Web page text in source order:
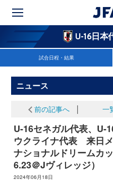
U-16日本
試合日程・結果
ニュース
前の記事へ 一
U-16セネガル代表、U-
ウクライナ代表 来日
ナショナルドリームカ
6.23＠Jヴィレッジ）
2024年06月18日